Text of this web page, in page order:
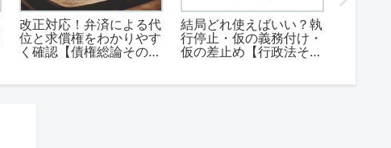
改正対応！弁済による代
位と求償権をわかりやす
く確認【債権総論その
結局どれ使えばいい？執
行停止・仮の義務付け・
仮の差止め【行政法その